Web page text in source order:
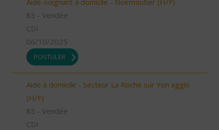
Aide-soignant à domicile - Noirmoutier (H/F)
85 - Vendée
CDI
06/10/2025
POSTULER
Aide à domicile - Secteur La Roche sur Yon agglo
(H/F)
85 - Vendée
CDI